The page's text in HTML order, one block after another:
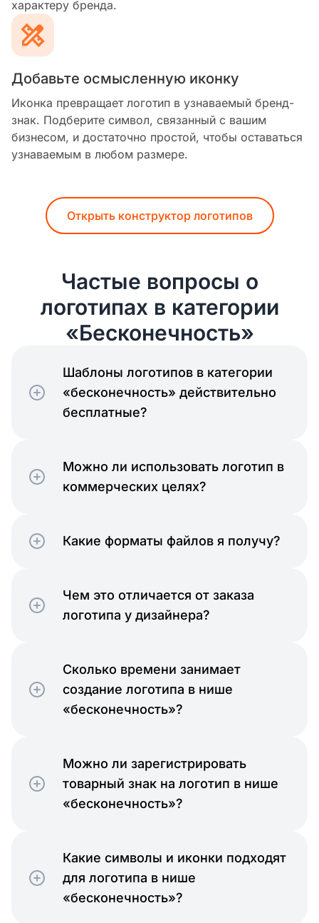
характеру бренда.
Добавьте осмысленную иконку
Иконка превращает логотип в узнаваемый бренд-
знак. Подберите символ, связанный с вашим
бизнесом, и достаточно простой, чтобы оставаться
узнаваемым в любом размере.
Открыть конструктор логотипов
Частые вопросы о
логотипах в категории
«Бесконечность»
Шаблоны логотипов в категории
«бесконечность» действительно
бесплатные?
Можно ли использовать логотип в
коммерческих целях?
Какие форматы файлов я получу?
Чем это отличается от заказа
логотипа у дизайнера?
Сколько времени занимает
создание логотипа в нише
«бесконечность»?
Можно ли зарегистрировать
товарный знак на логотип в нише
«бесконечность»?
Какие символы и иконки подходят
для логотипа в нише
«бесконечность»?